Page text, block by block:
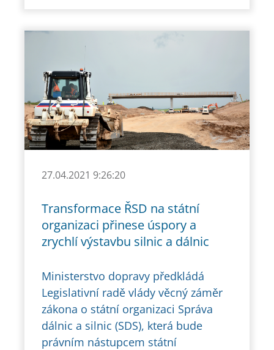
27.04.2021 9:26:20
Transformace ŘSD na státní
organizaci přinese úspory a
zrychlí výstavbu silnic a dálnic
Ministerstvo dopravy předkládá
Legislativní radě vlády věcný záměr
zákona o státní organizaci Správa
dálnic a silnic (SDS), která bude
právním nástupcem státní